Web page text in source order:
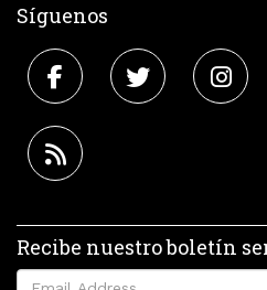
Síguenos
Recibe nuestro boletín